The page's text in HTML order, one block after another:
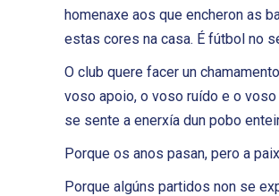
homenaxe aos que encheron as
estas cores na casa. É fútbol no
O club quere facer un
voso apoio, o voso ruído e o
se sente a enerxía dun pobo
Porque os anos pasan, pero a
Porque algúns partidos non se